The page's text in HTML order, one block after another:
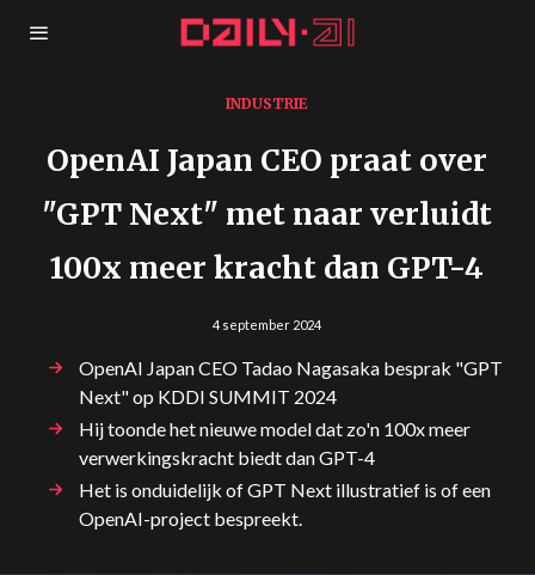
INDUSTRIE
OpenAI Japan CEO praat over
"GPT Next" met naar verluidt
100x meer kracht dan GPT-4
4 september 2024
OpenAI Japan CEO Tadao Nagasaka besprak "GPT
Next" op KDDI SUMMIT 2024
Hij toonde het nieuwe model dat zo'n 100x meer
verwerkingskracht biedt dan GPT-4
Het is onduidelijk of GPT Next illustratief is of een
OpenAI-project bespreekt.